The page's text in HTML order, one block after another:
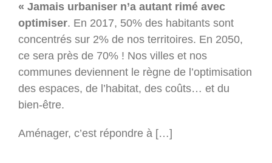
« Jamais urbaniser n’a autant rimé avec
optimiser. En 2017, 50% des habitants sont
concentrés sur 2% de nos territoires. En 2050,
ce sera près de 70% ! Nos villes et nos
communes deviennent le règne de l’optimisation
des espaces, de l’habitat, des coûts… et du
bien-être.
Aménager, c’est répondre à […]